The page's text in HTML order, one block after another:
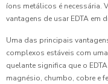
íons metálicos é necessária.
vantagens de usar EDTA em
Uma das principais
complexos estáveis com
quelante significa que o
magnésio, chumbo, cobre e